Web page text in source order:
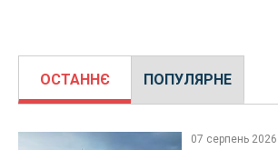
ОСТАННЄ ПОПУЛЯРНЕ
07 серпень 2026